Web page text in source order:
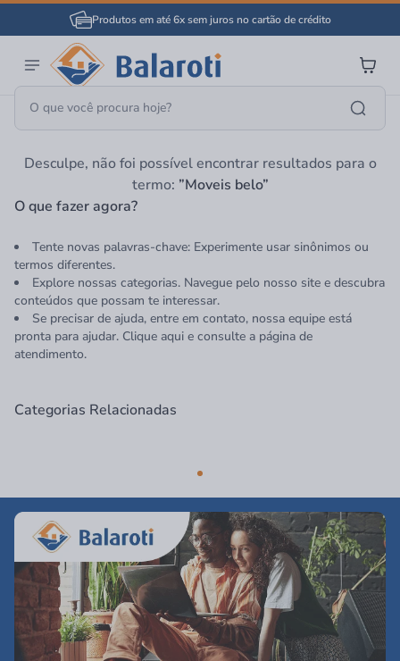
Produtos em até 6x sem juros no cartão de crédito
Página Inicial Moveis Belo
Desculpe, não foi possível encontrar resultados para o
termo: ”Moveis belo”
O que fazer agora?
Tente novas palavras-chave: Experimente usar sinônimos ou
termos diferentes.
Explore nossas categorias. Navegue pelo nosso site e descubra
conteúdos que possam te interessar.
Se precisar de ajuda, entre em contato, nossa equipe está
pronta para ajudar. Clique aqui e consulte a página de
atendimento.
Categorias Relacionadas